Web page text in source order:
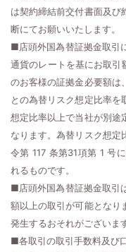
は契約締結前交付書面及び
断にてお願いいたします。
■店頭外国為替証拠金取引
通貨のレートを基にお取引
のお客様の証拠金必要額は
との為替リスク想定比率を
想定比率以上で当社が別途
なります。為替リスク想定
令第 117 条第31項第 1 号
れるものです。
■店頭外国為替証拠金取引
額以上の取引が可能となり
発生するおそれがございま
■各取引の取引手数料及び